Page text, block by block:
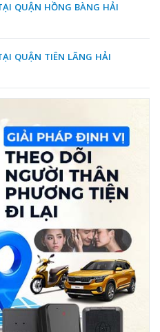
QUẬN HỒNG BÀNG HẢI
QUẬN TIÊN LÃNG HẢI